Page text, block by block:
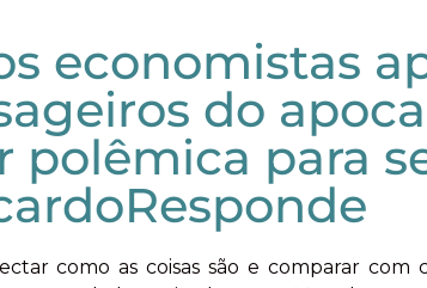
economistas
do
polêmica para
como as coisas são e comparar com